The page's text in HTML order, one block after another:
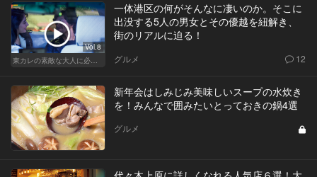
Vol.8
東カレの素敵な大人に必要なこと
一体港区の何がそんなに凄いのか。そこに
出没する5人の男女とその優越を紐解き、
街のリアルに迫る！
グルメ 12
新年会はしみじみ美味しいスープの水炊き
を！みんなで囲みたいとっておきの鍋4選
グルメ